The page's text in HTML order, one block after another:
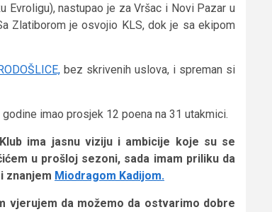
Evroligu), nastupao je za Vršac i Novi Pazar u
Zlatiborom je osvojio KLS, dok je sa ekipom
bez skrivenih uslova, i spreman si
imao prosjek 12 poena na 31 utakmici.
ima jasnu viziju i ambicije koje su se
u prošloj sezoni, sada imam priliku da
znanjem Miodragom Kadijom.
vjerujem da možemo da ostvarimo dobre